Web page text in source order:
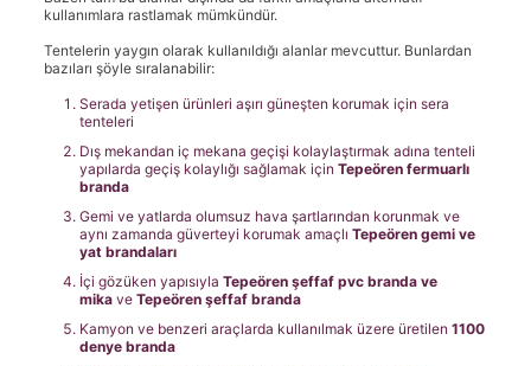
kullanımlara rastlamak mümkündür.
Tentelerin yaygın olarak kullanıldığı alanlar mevcuttur. Bunlardan
bazıları şöyle sıralanabilir:
Serada yetişen ürünleri aşırı güneşten korumak için sera
tenteleri
Dış mekandan iç mekana geçişi kolaylaştırmak adına tenteli
yapılarda geçiş kolaylığı sağlamak için Tepeören fermuarlı
branda
Gemi ve yatlarda olumsuz hava şartlarından korunmak ve
aynı zamanda güverteyi korumak amaçlı Tepeören gemi ve
yat brandaları
İçi gözüken yapısıyla Tepeören şeffaf pvc branda ve
mika ve Tepeören şeffaf branda
Kamyon ve benzeri araçlarda kullanılmak üzere üretilen 1100
denye branda